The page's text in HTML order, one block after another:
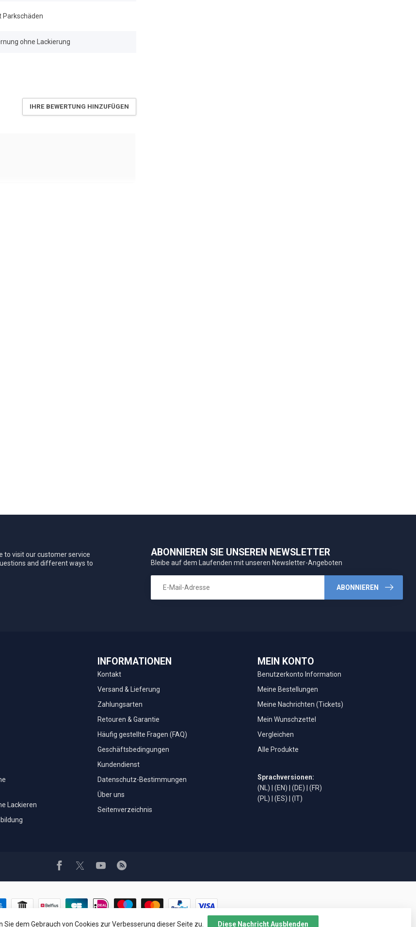
Parkschäden
ohne Lackierung
IHRE BEWERTUNG HINZUFÜGEN
to visit our customer service
and different ways to
ABONNIEREN SIE UNSEREN NEWSLETTER
Bleibe auf dem Laufenden mit unseren Newsletter-Angeboten
ABONNIEREN
Lackieren
INFORMATIONEN
Kontakt
Versand & Lieferung
Zahlungsarten
Retouren & Garantie
Häufig gestellte Fragen (FAQ)
Geschäftsbedingungen
Kundendienst
Datenschutz-Bestimmungen
Über uns
Seitenverzeichnis
MEIN KONTO
Benutzerkonto Information
Meine Bestellungen
Meine Nachrichten (Tickets)
Mein Wunschzettel
Vergleichen
Alle Produkte
Sprachversionen:
(NL)
(EN) (DE)
(FR)
(PL)
(ES) (IT)
© Copyright 1994 - 2026 Car Cosmetics® Hail pro®
dem Gebrauch von Cookies zur Verbesserung dieser Seite zu. Diese Nachricht Ausblenden